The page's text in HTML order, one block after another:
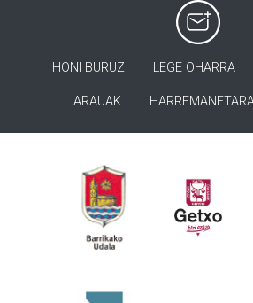
HONI BURUZ LEGE OHARRA
ARAUAK